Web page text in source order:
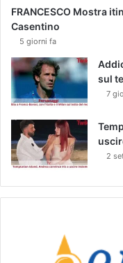
FRANCESCO Mostra
Casentino
5 giorni fa
sul
7
2